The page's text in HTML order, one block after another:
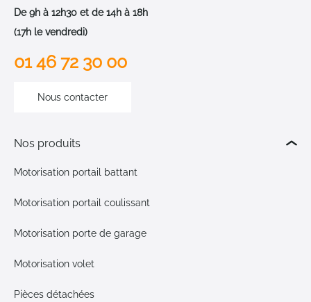
De 9h à 12h30 et de 14h à 18h
(17h le vendredi)
01 46 72 30 00
Nous contacter
Nos produits
Motorisation portail battant
Motorisation portail coulissant
Motorisation porte de garage
Motorisation volet
Pièces détachées